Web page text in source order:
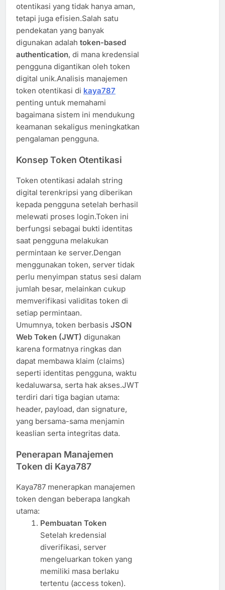
otentikasi yang tidak hanya aman,
tetapi juga efisien.Salah satu
pendekatan yang banyak
digunakan adalah token-based
authentication, di mana kredensial
pengguna digantikan oleh token
digital unik.Analisis manajemen
token otentikasi di kaya787
penting untuk memahami
bagaimana sistem ini mendukung
keamanan sekaligus meningkatkan
pengalaman pengguna.
Konsep Token Otentikasi
Token otentikasi adalah string
digital terenkripsi yang diberikan
kepada pengguna setelah berhasil
melewati proses login.Token ini
berfungsi sebagai bukti identitas
saat pengguna melakukan
permintaan ke server.Dengan
menggunakan token, server tidak
perlu menyimpan status sesi dalam
jumlah besar, melainkan cukup
memverifikasi validitas token di
setiap permintaan.
Umumnya, token berbasis JSON
Web Token (JWT) digunakan
karena formatnya ringkas dan
dapat membawa klaim (claims)
seperti identitas pengguna, waktu
kedaluwarsa, serta hak akses.JWT
terdiri dari tiga bagian utama:
header, payload, dan signature,
yang bersama-sama menjamin
keaslian serta integritas data.
Penerapan Manajemen
Token di Kaya787
Kaya787 menerapkan manajemen
token dengan beberapa langkah
utama:
Pembuatan Token
Setelah kredensial
diverifikasi, server
mengeluarkan token yang
memiliki masa berlaku
tertentu (access token).